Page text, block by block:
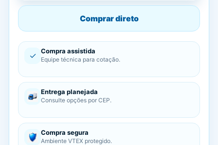
Comprar direto
✓ Compra assistida
Equipe técnica para cotação.
Entrega planejada
Consulte opções por CEP.
Compra segura
Ambiente VTEX protegido.